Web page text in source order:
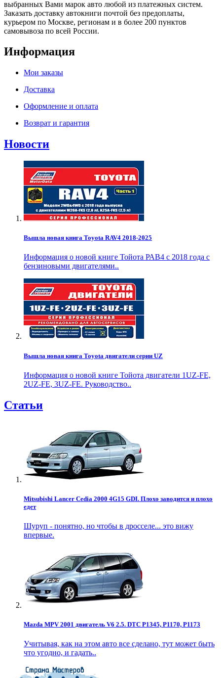
выбранных Вами марок авто любой из платежных систем.
Заказать доставку автокниги почтой без предоплаты,
курьером по Москве, регионам и в более 200 пунктов
самовывоза по всей России.
Информация
Мои заказы
Доставка
Оформление и оплата
Возврат и гарантия
Новости
Вышла новая книга Toyota RAV4 2018-2025
Информация о новой книге Тойота РАВ4 с 2018 года с
бензиновыми двигателями..
Вышла новая книга Toyota двигатели серии UZ
Информация о новой книге Тойота двигатели 1UZ-FE,
2UZ-FE, 3UZ-FE. Руководство..
Статьи
Mitsubishi Lancer Cedia 2000 4G15 GDI. Плохо заводится и плохо
едет
Шуруп - понятно, но чтобы в дросселе... это вижу
впервые.
Mazda MPV 2001 двигатель V6 2.5. DTC P1345, P1170, P1173
Учитывая, как на этом авто все сделано, тут может быть
что угодно, и гадать..